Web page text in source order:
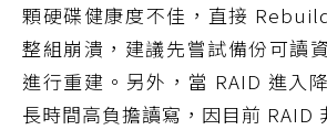
顆硬碟健康度不佳，直接
整組崩潰，建議先嘗試備份可讀
進行重建。另外，當 RAID 進入
長時間高負擔讀寫，因目前 RAID